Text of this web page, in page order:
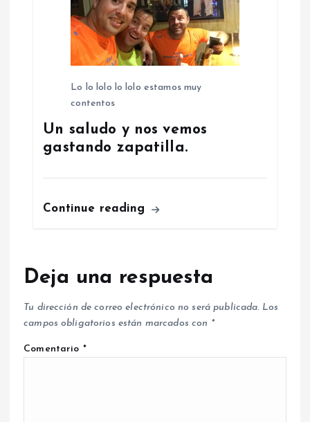
Lo lo lolo lo lolo estamos muy
contentos
Un saludo y nos vemos
gastando zapatilla.
Continue reading
Deja una respuesta
Tu dirección de correo electrónico no será publicada. Los
campos obligatorios están marcados con *
Comentario *